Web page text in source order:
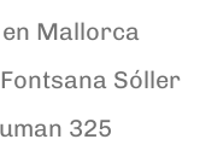
Mallorca
Sóller
325